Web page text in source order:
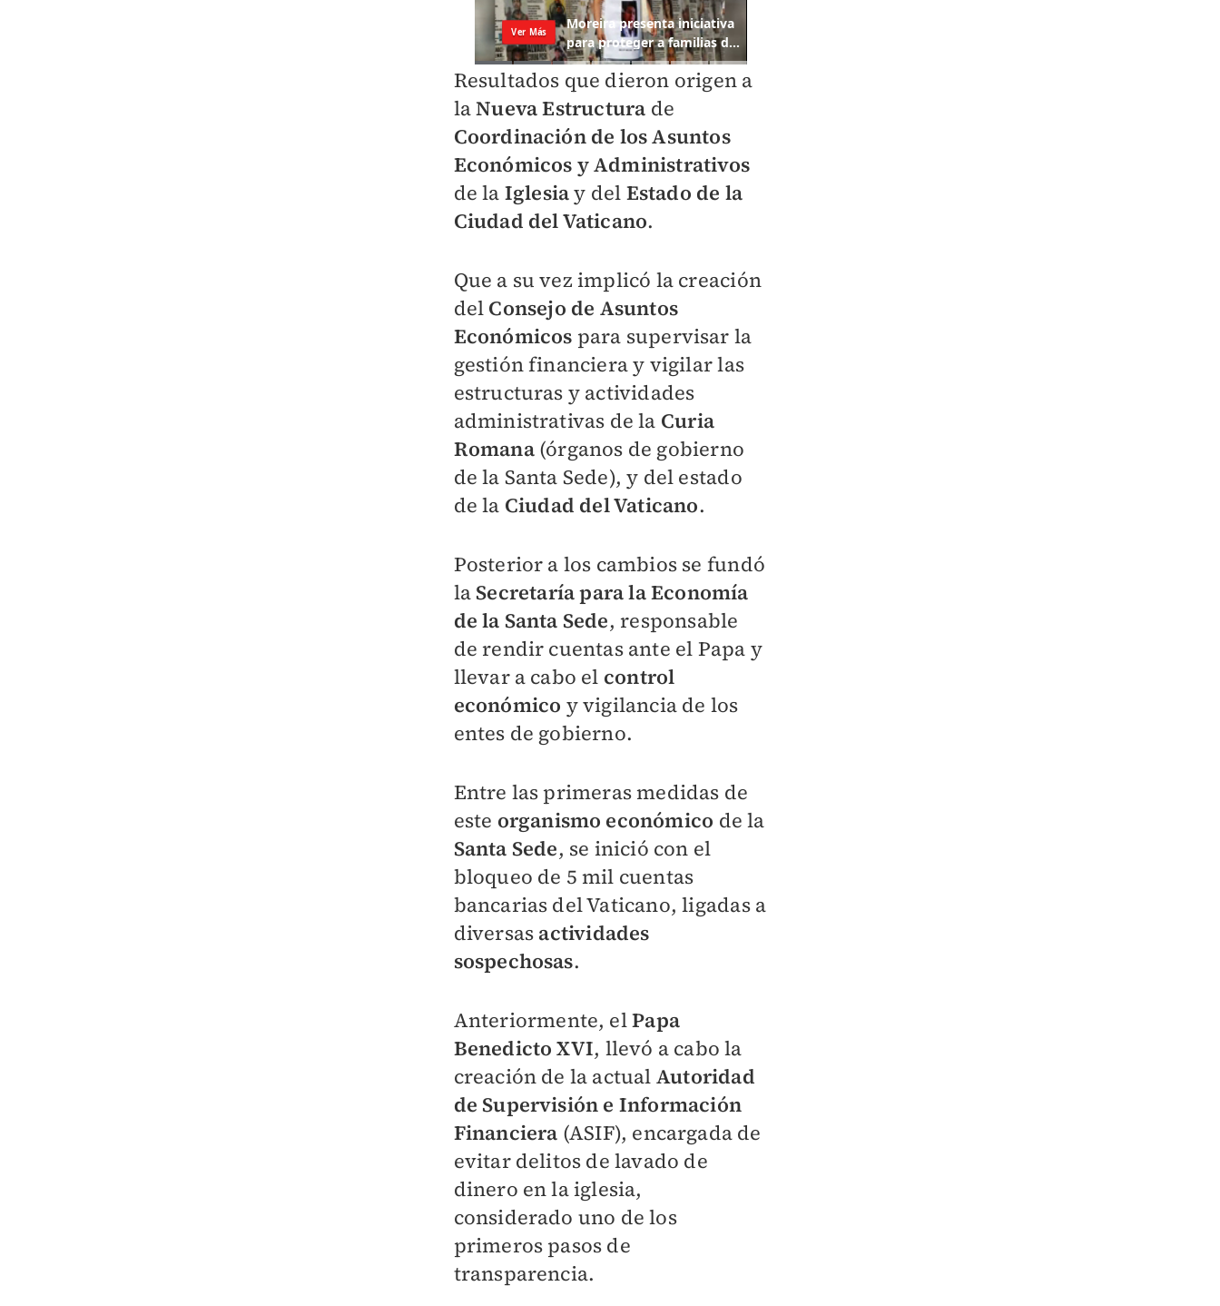
Resultados que dieron origen a
laNueva Estructura de
Coordinación de los Asuntos
Económicos y Administrativos
de la Iglesiay del Estado de la
Ciudad del Vaticano.
Que a su vez implicó la creación
del Consejo de Asuntos
Económicos para supervisar la
gestión financiera y vigilar las
estructuras y actividades
administrativas de la Curia
Romana(órganos de gobierno
de la Santa Sede), y del estado
de la Ciudad del Vaticano.
Posterior a los cambios se fundó
la Secretaría para la Economía
de la Santa Sede, responsable
de rendir cuentas ante el Papa y
llevar a cabo el control
económico y vigilancia de los
entes de gobierno.
Entre las primeras medidas de
este organismo económico de la
Santa Sede, se inició con el
bloqueo de 5 mil cuentas
bancarias del Vaticano, ligadas a
diversas actividades
sospechosas.
Anteriormente, elPapa
Benedicto XVI, llevó a cabo la
creación de la actual Autoridad
de Supervisión e Información
Financiera (ASIF), encargada de
evitar delitos de lavado de
dinero en la iglesia,
considerado uno de los
primeros pasos de
transparencia.